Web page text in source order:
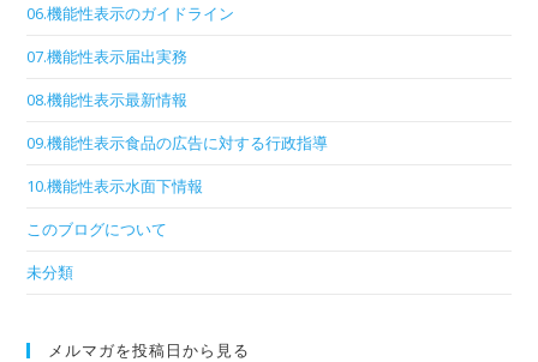
06.機能性表示のガイドライン
07.機能性表示届出実務
08.機能性表示最新情報
09.機能性表示食品の広告に対する行政指導
10.機能性表示水面下情報
このブログについて
未分類
メルマガを投稿日から見る